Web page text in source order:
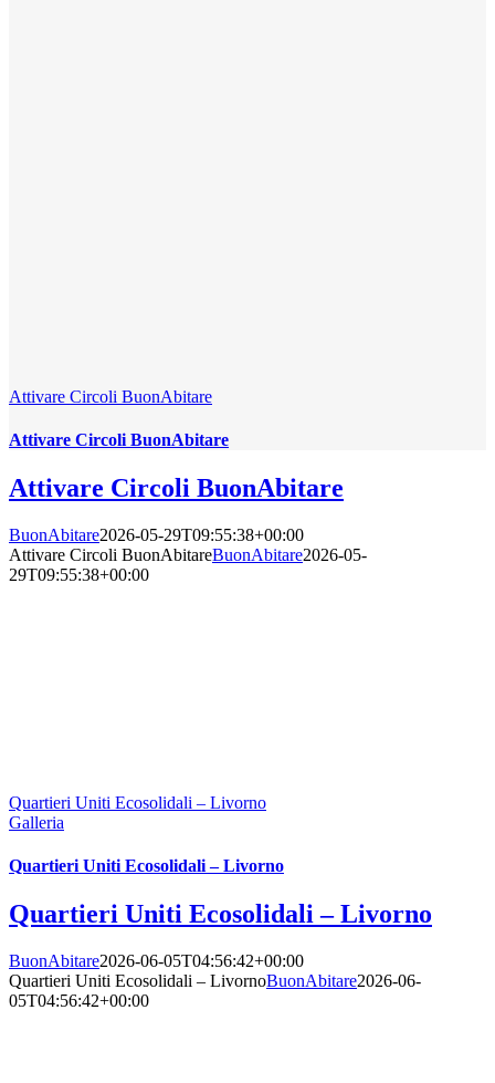
Attivare Circoli BuonAbitare
Attivare Circoli BuonAbitare
Attivare Circoli BuonAbitare
BuonAbitare2026-05-29T09:55:38+00:00
Attivare Circoli BuonAbitareBuonAbitare2026-05-
29T09:55:38+00:00
Quartieri Uniti Ecosolidali – Livorno
Galleria
Quartieri Uniti Ecosolidali – Livorno
Quartieri Uniti Ecosolidali – Livorno
BuonAbitare2026-06-05T04:56:42+00:00
Quartieri Uniti Ecosolidali – LivornoBuonAbitare2026-06-
05T04:56:42+00:00